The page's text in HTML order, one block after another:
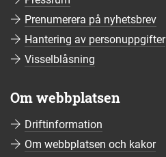
Prenumerera på nyhetsbrev
Hantering av personuppgifter
Visselblåsning
Om webbplatsen
Driftinformation
Om webbplatsen och kakor